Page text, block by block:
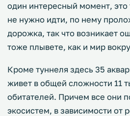
один интересный момент, это
не нужно идти, по нему
дорожка, так что возникает
тоже плывете, как и мир
Кроме туннеля здесь 35
живет в общей сложности 11
обитателей. Причем все они
экосистем, в зависимости от